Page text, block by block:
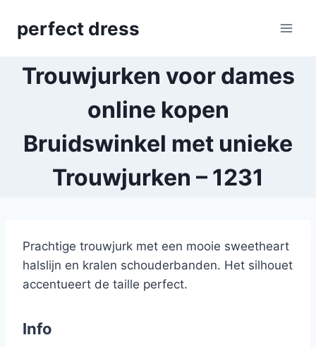
perfect dress
Trouwjurken voor dames
online kopen
Bruidswinkel met unieke
Trouwjurken – 1231
Prachtige trouwjurk met een mooie sweetheart
halslijn en kralen schouderbanden. Het silhouet
accentueert de taille perfect.
Info